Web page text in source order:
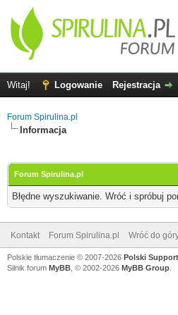
Witaj! Logowanie Rejestracja
Forum Spirulina.pl
Informacja
Forum Spirulina.pl
Błędne wyszukiwanie. Wróć i spróbuj
Kontakt Forum Spirulina.pl Wróć do
Polskie tłumaczenie © 2007-2026 Polski
Silnik forum MyBB , © 2002-2026 MyBB Group